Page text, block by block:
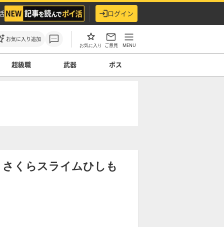
ログイン
お気に入り追加
お気に入り ご意見 MENU
超級職 武器 ボス
くらスライムひしも